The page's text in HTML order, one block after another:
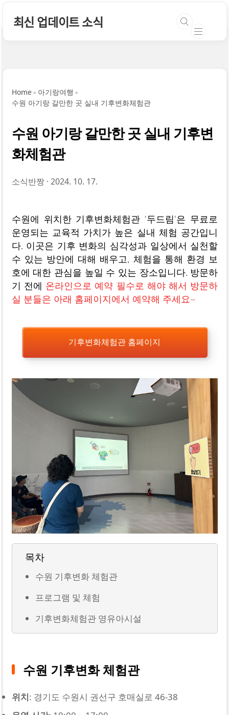
최신 업데이트 소식
Home
아기랑여행
수원 아기랑 갈만한 곳 실내 기후변화체험관
수원 아기랑 갈만한 곳 실내 기후변
화체험관
소식반짱 2024. 10. 17.
수원에 위치한 기후변화체험관 '두드림'은 무료로
운영되는 교육적 가치가 높은 실내 체험 공간입니
다. 이곳은 기후 변화의 심각성과 일상에서 실천할
수 있는 방안에 대해 배우고, 체험을 통해 환경 보
호에 대한 관심을 높일 수 있는 장소입니다. 방문하
기 전에 온라인으로 예약 필수로 해야 해서 방문하
실 분들은 아래 홈페이지에서 예약해 주세요~
기후변화체험관 홈페이지
목차
수원 기후변화 체험관
프로그램 및 체험
기후변화체험관 영유아시설
수원 기후변화 체험관
위치: 경기도 수원시 권선구 호매실로 46-38